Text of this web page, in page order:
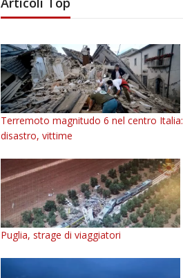
Terremoto magnitudo 6 nel centro Italia:
disastro, vittime
Puglia, strage di viaggiatori